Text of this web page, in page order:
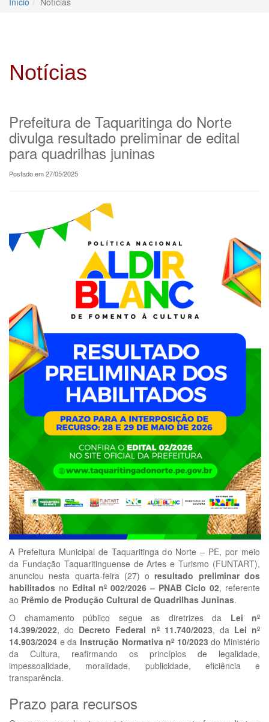
Notícias
Prefeitura de Taquaritinga do Norte
divulga resultado preliminar de edital
para quadrilhas juninas
Postado em 27/05/2025
A Prefeitura Municipal de Taquaritinga do Norte – PE, por meio
da Fundação Taquaritinguense de Artes e Turismo (FUNTART),
anunciou nesta quarta-feira (27) o resultado preliminar dos
habilitados no Edital nº 002/2026 – PNAB Ciclo 02, referente
ao Prêmio de Produção Cultural de Quadrilhas Juninas.
O chamamento público segue as diretrizes da Lei nº
14.399/2022, do Decreto Federal nº 11.740/2023, da Lei nº
14.903/2024 e da Instrução Normativa nº 10/2023 do Ministério
da Cultura, reafirmando os princípios de legalidade,
impessoalidade, moralidade, publicidade, eficiência e
transparência.
Prazo para recursos